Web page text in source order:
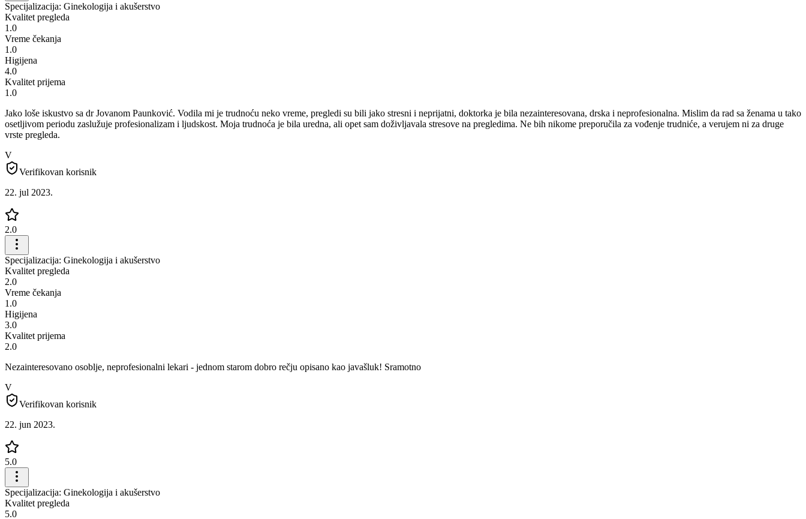
Specijalizacija: Ginekologija i akušerstvo
Kvalitet pregleda
1.0
Vreme čekanja
1.0
Higijena
4.0
Kvalitet prijema
1.0
Jako loše iskustvo sa dr Jovanom Paunković. Vodila mi je trudnoću neko vreme, pregledi su bili jako stresni i neprijatni, doktorka je bila nezainteresovana, drska i neprofesionalna. Mislim da rad sa ženama u tako
osetljivom periodu zaslužuje profesionalizam i ljudskost. Moja trudnoća je bila uredna, ali opet sam doživljavala stresove na pregledima. Ne bih nikome preporučila za vođenje trudniće, a verujem ni za druge
vrste pregleda.
V
Verifikovan korisnik
22. jul 2023.
2.0
Specijalizacija: Ginekologija i akušerstvo
Kvalitet pregleda
2.0
Vreme čekanja
1.0
Higijena
3.0
Kvalitet prijema
2.0
Nezainteresovano osoblje, neprofesionalni lekari - jednom starom dobro rečju opisano kao javašluk! Sramotno
V
Verifikovan korisnik
22. jun 2023.
5.0
Specijalizacija: Ginekologija i akušerstvo
Kvalitet pregleda
5.0